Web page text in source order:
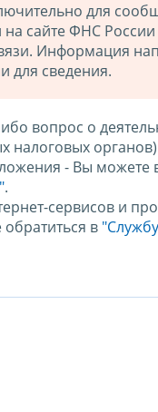
для
сайте ФНС
Информация
для сведения.
вопрос о
налоговых
- Вы можете
.
сервисов и
в